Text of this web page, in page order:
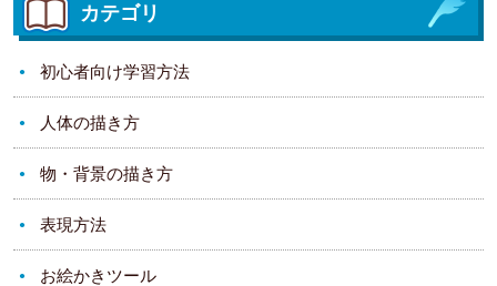
カテゴリ
初心者向け学習方法
人体の描き方
物・背景の描き方
表現方法
お絵かきツール